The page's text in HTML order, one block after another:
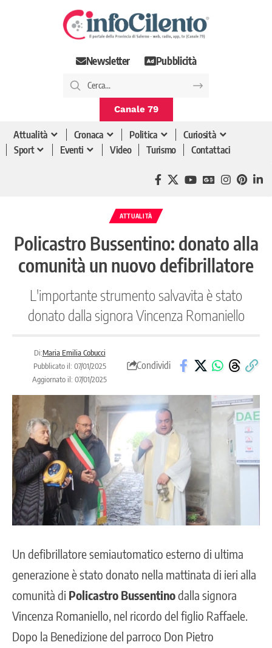
Newsletter Pubblicità
Canale 79
Attualità Cronaca Politica
Curiosità
Sport
Eventi Video Turismo Contattaci
ATTUALITÀ
Policastro Bussentino: donato alla
comunità un nuovo defibrillatore
L'importante strumento salvavita è stato
donato dalla signora Vincenza Romaniello
Di:Maria Emilia Cobucci
Pubblicato il: 07/01/2025
Aggiornato il: 07/01/2025
Condividi
Un defibrillatoresemiautomatico esterno di ultima
generazione è stato donato nella mattinata di ieri alla
comunità di Policastro Bussentinodalla signora
Vincenza Romaniello, nel ricordo del figlio Raffaele.
Dopo la Benedizione del parroco Don Pietro